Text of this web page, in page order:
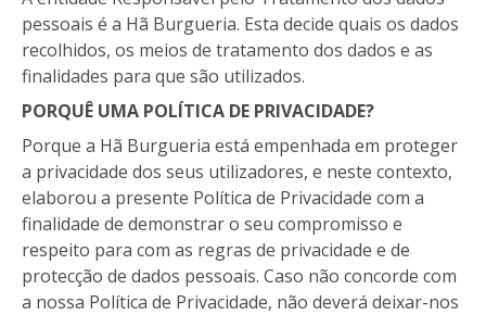
pessoais é a Hã Burgueria. Esta decide quais os dados
recolhidos, os meios de tratamento dos dados e as
finalidades para que são utilizados.
PORQUÊ UMA POLÍTICA DE PRIVACIDADE?
Porque a Hã Burgueria está empenhada em proteger
a privacidade dos seus utilizadores, e neste contexto,
elaborou a presente Política de Privacidade com a
finalidade de demonstrar o seu compromisso e
respeito para com as regras de privacidade e de
protecção de dados pessoais. Caso não concorde com
a nossa Política de Privacidade, não deverá deixar-nos